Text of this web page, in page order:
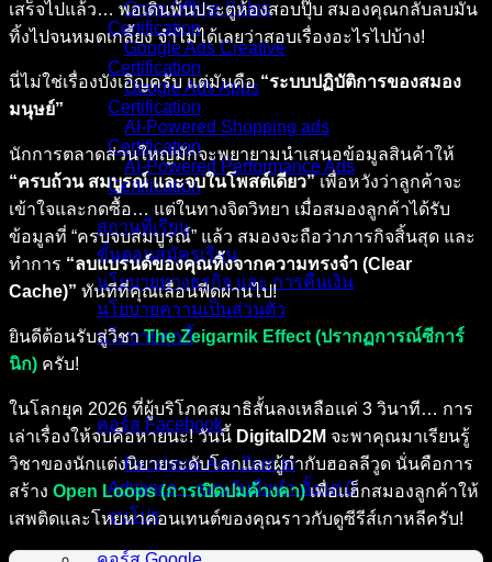
Grow Offline Sales
Certification
Google Ads Creative
Certification
Google Ads Apps
Certification
AI-Powered Shopping ads
Certification
AI-Powered Performance Ads
Certification
สถานที่เรียน
ขั้นตอนสมัครเรียน
นโยบายทางธุรกิจ และ การคืนเงิน
นโยบายความเป็นส่วนตัว
นโยบายคุกกี้
คอร์ส Facebook
Facebook Ads Zero to
Advance – สอนจับมือทำ ตั้งแต่ 0
จนโปร
เสร็จไปแล้ว… พอเดินพ้นประตูห้องสอบปุ๊บ สมองคุณกลับลบมัน
ทิ้งไปจนหมดเกลี้ยง จำไม่ได้เลยว่าสอบเรื่องอะไรไปบ้าง!
นี่ไม่ใช่เรื่องบังเอิญครับ แต่มันคือ“ระบบปฏิบัติการของสมอง
มนุษย์”
นักการตลาดส่วนใหญ่มักจะพยายามนำเสนอข้อมูลสินค้าให้
“ครบถ้วน สมบูรณ์ และจบในโพสต์เดียว” เพื่อหวังว่าลูกค้าจะ
เข้าใจและกดซื้อ… แต่ในทางจิตวิทยา เมื่อสมองลูกค้าได้รับ
ข้อมูลที่ “ครบจบสมบูรณ์” แล้ว สมองจะถือว่าภารกิจสิ้นสุด และ
ทำการ “ลบแบรนด์ของคุณทิ้งจากความทรงจำ (Clear
Cache)” ทันทีที่คุณเลื่อนฟีดผ่านไป!
ยินดีต้อนรับสู่วิชาThe Zeigarnik Effect (ปรากฏการณ์ซีการ์
นิก) ครับ!
ในโลกยุค 2026 ที่ผู้บริโภคสมาธิสั้นลงเหลือแค่ 3 วินาที… การ
เล่าเรื่องให้จบคือหายนะ! วันนี้ DigitalD2M จะพาคุณมาเรียนรู้
วิชาของนักแต่งนิยายระดับโลกและผู้กำกับฮอลลีวูด นั่นคือการ
สร้าง Open Loops (การเปิดปมค้างคา)เพื่อแฮ็กสมองลูกค้าให้
เสพติดและโหยหาคอนเทนต์ของคุณราวกับดูซีรีส์เกาหลีครับ!